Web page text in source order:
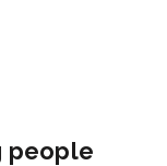
people